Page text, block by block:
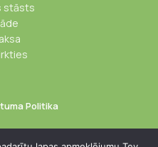
stāsts
Politika